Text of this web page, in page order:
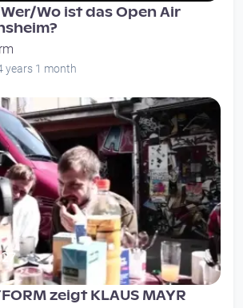
Wo ist das Open Air
years 1 month
zeigt KLAUS MAYR